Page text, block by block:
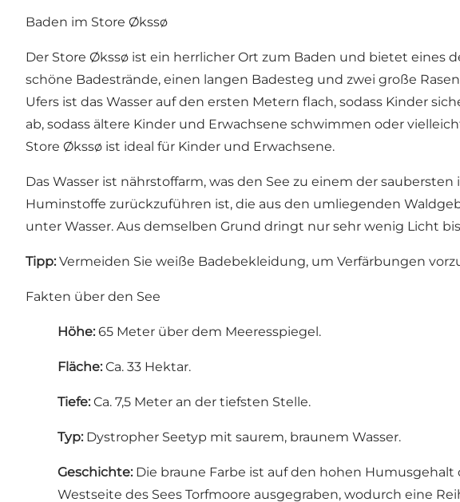
Baden im Store Økssø
Der Store Økssø ist ein herrlicher Ort zum Baden und bietet eines
schöne Badestrände, einen langen Badesteg und zwei große
Ufers ist das Wasser auf den ersten Metern flach, sodass Kinder
ab, sodass ältere Kinder und Erwachsene schwimmen oder
Store Økssø ist ideal für Kinder und Erwachsene.
Das Wasser ist nährstoffarm, was den See zu einem der
Huminstoffe zurückzuführen ist, die aus den umliegenden
unter Wasser. Aus demselben Grund dringt nur sehr wenig Licht
Tipp: Vermeiden Sie weiße Badebekleidung, um Verfärbungen
Fakten über den See
Höhe: 65 Meter über dem Meeresspiegel.
Fläche: Ca. 33 Hektar.
Tiefe: Ca. 7,5 Meter an der tiefsten Stelle.
Typ: Dystropher Seetyp mit saurem, braunem Wasser.
Geschichte: Die braune Farbe ist auf den hohen
Westseite des Sees Torfmoore ausgegraben, wodurch eine